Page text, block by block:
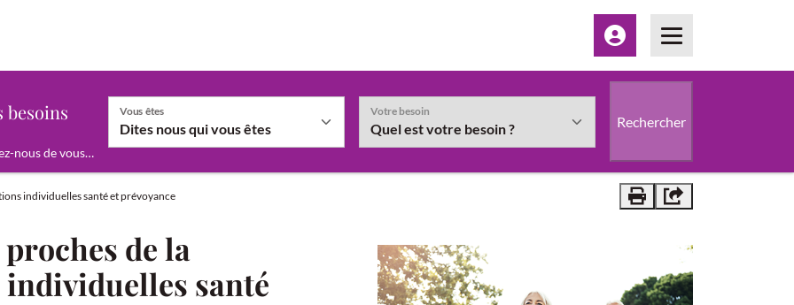
Espace clientMenu
besoins
nous de vous…
Vous êtes
En fonction de la valeur sélectionnée le champ "Vous êtes" et/ou le bouton "Rechercher" sera disponible à la suite
Votre besoin
Rechercher
individuelles santé et prévoyance
de la
santé